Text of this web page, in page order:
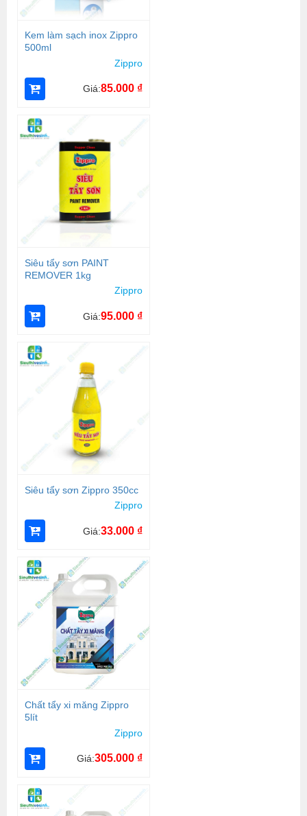
Kem làm sạch inox Zippro
500ml
Zippro
Giá:85.000 ₫
Siêu tẩy sơn PAINT
REMOVER 1kg
Zippro
Giá:95.000 ₫
Siêu tẩy sơn Zippro 350cc
Zippro
Giá:33.000 ₫
Chất tẩy xi măng Zippro
5lít
Zippro
Giá:305.000 ₫